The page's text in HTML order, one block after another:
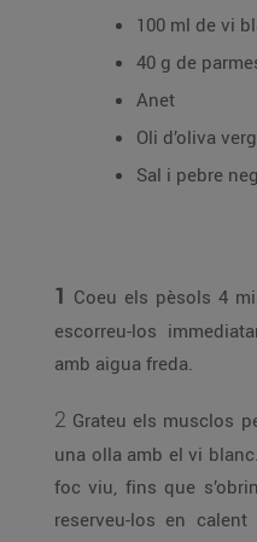
100 ml de vi
40 g de
Anet
Oli d’oliva
Sal i pebre
1 Coeu els pèsols 4
escorreu-los
amb aigua freda.
2 Grateu els musclos
una olla amb el vi
foc viu, fins que
reserveu-los en